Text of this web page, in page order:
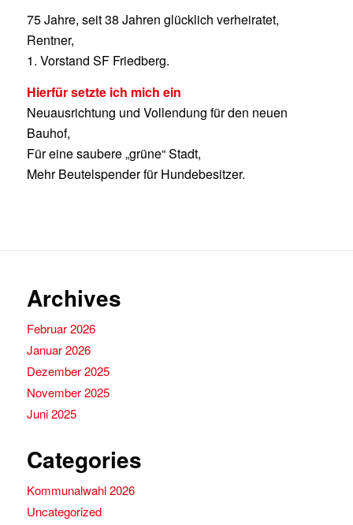
75 Jahre, seit 38 Jahren glücklich verheiratet,
Rentner,
1. Vorstand SF Friedberg.
Hierfür setzte ich mich ein
Neuausrichtung und Vollendung für den neuen
Bauhof,
Für eine saubere „grüne“ Stadt,
Mehr Beutelspender für Hundebesitzer.
Archives
Februar 2026
Januar 2026
Dezember 2025
November 2025
Juni 2025
Categories
Kommunalwahl 2026
Uncategorized